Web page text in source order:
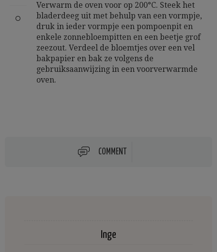
Verwarm de oven voor op 200°C. Steek het
bladerdeeg uit met behulp van een vormpje,
druk in ieder vormpje een pompoenpit en
enkele zonnebloempitten en een beetje grof
zeezout. Verdeel de bloemtjes over een vel
bakpapier en bak ze volgens de
gebruiksaanwijzing in een voorverwarmde
oven.
COMMENT
Inge